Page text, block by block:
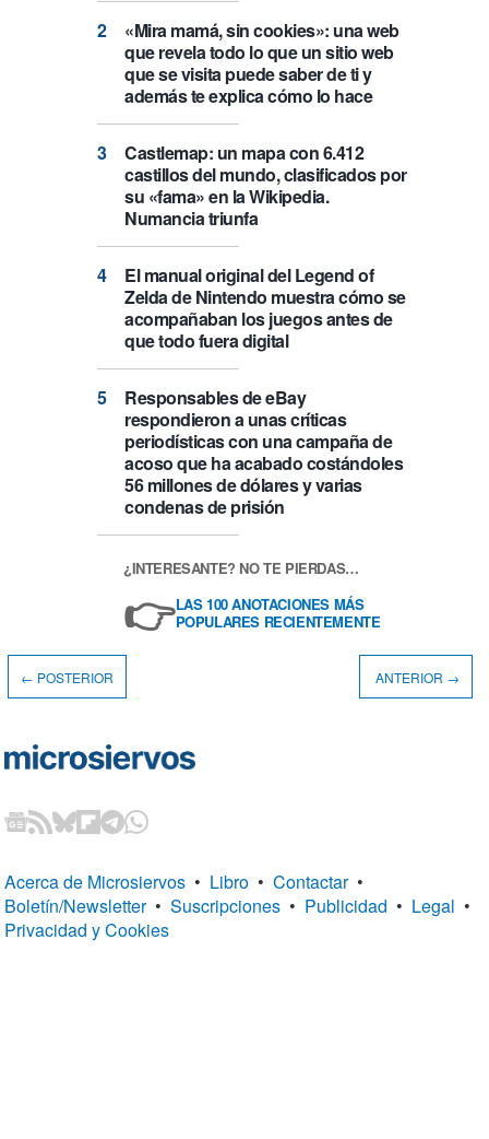
«Mira mamá, sin cookies»: una web
que revela todo lo que un sitio web
que se visita puede saber de ti y
además te explica cómo lo hace
Castlemap: un mapa con 6.412
castillos del mundo, clasificados por
su «fama» en la Wikipedia.
Numancia triunfa
El manual original del Legend of
Zelda de Nintendo muestra cómo se
acompañaban los juegos antes de
que todo fuera digital
Responsables de eBay
respondieron a unas críticas
periodísticas con una campaña de
acoso que ha acabado costándoles
56 millones de dólares y varias
condenas de prisión
¿INTERESANTE? NO TE PIERDAS…
👉LAS 100 ANOTACIONES MÁS
POPULARES RECIENTEMENTE
← POSTERIOR ANTERIOR →
Acerca de Microsiervos • Libro • Contactar •
Boletín/Newsletter • Suscripciones • Publicidad • Legal •
Privacidad y Cookies